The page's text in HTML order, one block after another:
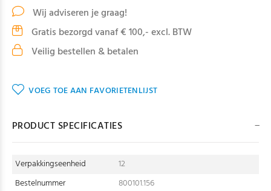
Wij adviseren je graag!
Gratis bezorgd vanaf € 100,- excl. BTW
Veilig bestellen & betalen
VOEG TOE AAN FAVORIETENLIJST
PRODUCT SPECIFICATIES
Verpakkingseenheid
12
Bestelnummer
800101.156